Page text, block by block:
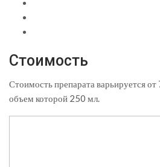
Стоимость
Стоимость препарата варьируется от
объем которой 250 мл.